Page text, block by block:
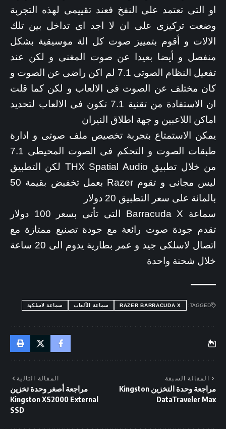
او التى تعتمد على النفخ فعند تقييمى لهذه التجربة
وضعت تركيزى على ان لا اجد اى تداخل بين تلك
الالات و أقوم بتمييز صوت كل الة موسيقية بشكل
منفصل و أيضا بعيدا عن صوت المغنى و لكن عند
تفعيل النظام الصوتى 7.1 لم اكن راضى عن الصوت و
كان مختلف عن الصوت فى الالعاب و لكن كما قلت
ان الاستفادة من تقنية 7.1 تكون فى الالعاب لتحديد
اماكن اللاعبين و جهة اطلاق النيران
يمكن الاستمتاع بتجربة تخصيص ملف صوتى و ادارة
طبقات الصوت و التحكم فى الصوت المحيطى 7.1
من خلال تطبيق THX Spatial Audio لكن التطبيق
ليس مجانى و تقوم Razer بعمل تخفيض بقيمة 50
بالمائة على سعر التطبيق 20 دولار
سماعة Barracuda X التى تأتى بسعر 100 دولار
تقدم جودة صوت رائعة مع جودة تصنيع ممتازة مع
اتصال لاسلكى جيد و عمر بطارية يدوم الى 20 ساعة
خلال شحنة واحدة
TAGGED:
RAZER BARRACUDA X سماعة الألعاب سماعة لاسلكية
المقالة السبقة
مراجعة وحدة التخزين Kingston
DataTraveler Max
المقالة التالية
مراجعة أصغر وحدة تخزين
Kingston XS2000 External
SSD